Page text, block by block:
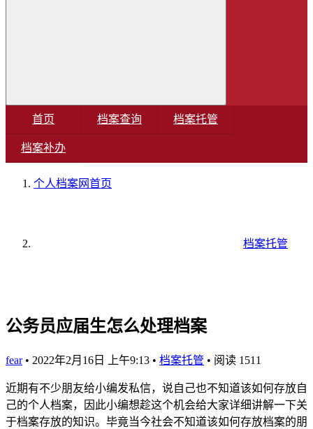
首页 档案查询 档案托管
档案补办
个人档案网首页
档案托管
公务员应届生怎么处理档案
fear • 2022年2月16日 上午9:13 • 档案托管 • 阅读 1511
近期有不少朋友给小编发私信，说自己也不知道该如何存放自
己的个人档案，因此小编想趁这个机会给大家详细讲解一下关
于档案存放的知识。毕竟当今社会不知道该如何存放档案的朋